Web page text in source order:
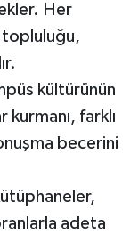
Her
topluluğu,
kültürünün
kurmanı, farklı
becerini
adeta